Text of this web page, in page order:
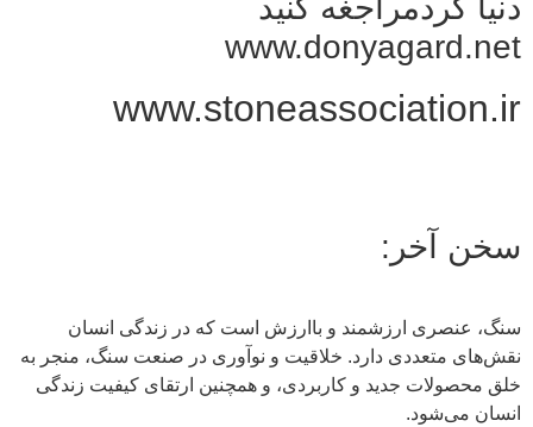
دنیا گردمراجغه کنید
www.donyagard.net
www.stoneassociation.ir
سخن آخر:
سنگ، عنصری ارزشمند و باارزش است که در زندگی انسان
نقش‌های متعددی دارد. خلاقیت و نوآوری در صنعت سنگ، منجر به
خلق محصولات جدید و کاربردی، و همچنین ارتقای کیفیت زندگی
انسان می‌شود.